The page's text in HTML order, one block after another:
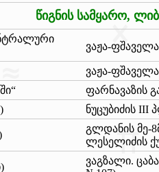
წიგნის სამყარო,
ვაჟა-
ვაჟა-
ფარნავაზის
ნუცუბიძის III
გლდანის მე-
ლესელიძის
ვაგზალი.